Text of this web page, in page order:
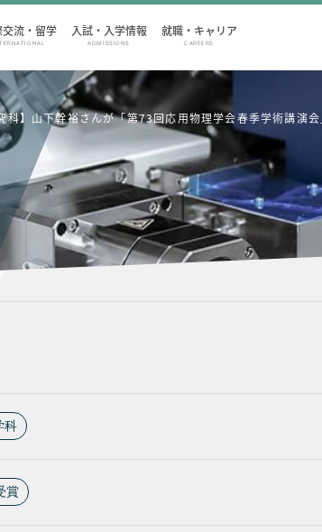
交流・留学 入試・入学情報
ADMISSIONS
就職・キャリア
CAREERS
科】山下幹裕さんが「第73回応用物理学会春季学術講
科
賞